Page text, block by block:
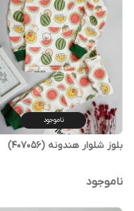
ناموجود
بلوز شلوار هندونه (407056)
ناموجود